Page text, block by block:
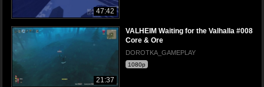
47:42
21:37
VALHEIM Waiting for the Valhalla #008
Core & Ore
DOROTKA_GAMEPLAY
1080p